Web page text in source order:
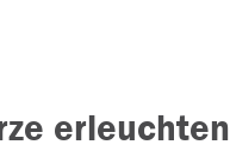
erleuchten